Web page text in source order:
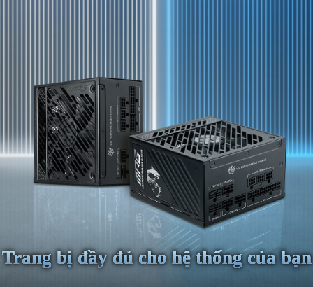
Trang bị đầy đủ cho hệ thống của bạn
Trang bị đầy đủ cho hệ thống của bạn